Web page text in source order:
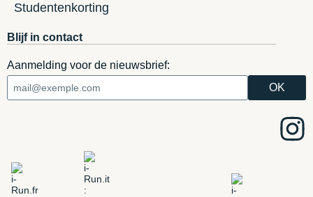
Studentenkorting
Blijf in contact
Aanmelding voor de nieuwsbrief: